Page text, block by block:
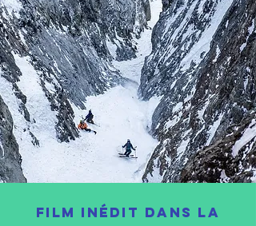
FILM inédit dans la